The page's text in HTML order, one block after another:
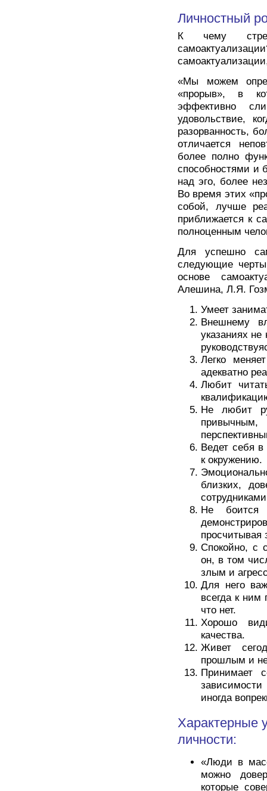
Личностный
К чему
«Мы можем
«прорыв», в
эффективно
удовольствие,
разорванность,
отличается
более полно
способностями и
над эго, более
Во время этих
собой, лучше
приближается к
полноценным
Для успешно
следующие
основе
Алешина, Л.Я.
Умеет
Внешнему
указаниях
Легко
адекватно
Любит
Не любит
Ведет себя
к окружению.
близких,
Не боится
просчитывая
Спокойно, с
он, в том
злым и
Для него
всегда к
что нет.
Хорошо
качества.
Живет
прошлым и
Принимает
зависимости
иногда
Характерные
личности:
«Люди в
можно
которые